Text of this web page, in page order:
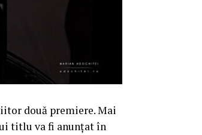
două premiere. Mai
titlu va fi anunțat în